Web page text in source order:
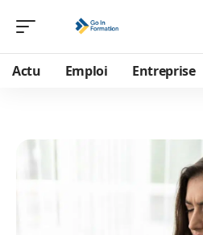
Actu Emploi Entreprise